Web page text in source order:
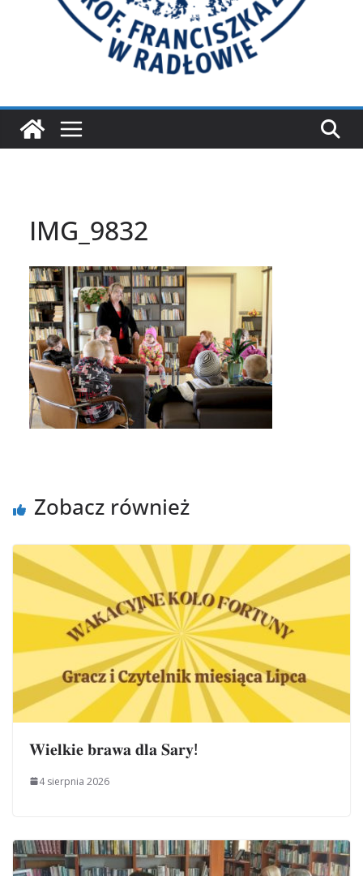
IMG_9832
Zobacz również
𝐖𝐢𝐞𝐥𝐤𝐢𝐞 𝐛𝐫𝐚𝐰𝐚 𝐝𝐥𝐚 𝐒𝐚𝐫𝐲!
4 sierpnia 2026